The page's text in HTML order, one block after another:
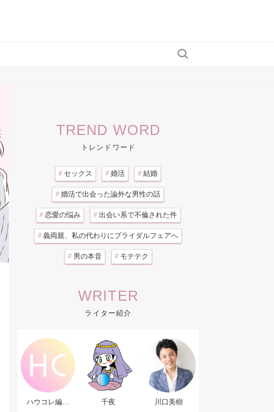
TREND WORD
トレンドワード
# セックス # 婚活 # 結婚
# 婚活で出会った論外な男性の話
# 恋愛の悩み # 出会い系で不倫された件
# 義両親、私の代わりにブライダルフェアへ
# 男の本音 # モテテク
WRITER
ライター紹介
ハウコレ編集
千夜 川口美樹